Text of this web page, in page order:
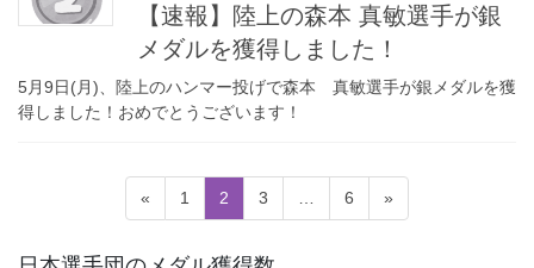
【速報】陸上の森本 真敏選手が銀
メダルを獲得しました！
5月9日(月)、陸上のハンマー投げで森本 真敏選手が銀メダルを獲
得しました！おめでとうございます！
«
固
定
ペ
1
固
定
ペ
2
固
定
ペ
3
固
定
6 »